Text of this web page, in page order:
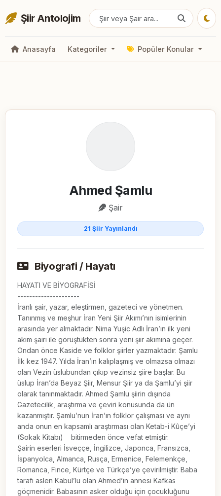
Şiir Antolojim
Anasayfa Kategoriler Popüler Konular
Ahmed Şamlu
Şair
21 Şiir Yayınlandı
Biyografi / Hayatı
HAYATI VE BİYOGRAFİSİ
---------------------
İranlı şair, yazar, eleştirmen, gazeteci ve yönetmen.
Tanınmış ve meşhur İran Yeni Şiir Akımı’nın isimlerinin
arasında yer almaktadır. Nima Yuşic Adlı İran’ın ilk yeni
akım şairi ile görüştükten sonra yeni şiir akımına geçer.
Ondan önce Kaside ve folklor şiirler yazmaktadır. Şamlu
İlk kez 1947. Yılda İran’ın kalıplaşmış ve olmazsa olmazı
olan Vezin üslubundan çıkıp vezinsiz şiire başlar. Bu
üslup İran’da Beyaz Şiir, Mensur Şiir ya da Şamlu’yi şiir
olarak tanınmaktadır. Ahmed Şamlu şiirin dışında
Gazetecilik, araştırma ve çeviri konusunda da ün
kazanmıştır. Şamlu’nun İran’ın folklor çalışması ve aynı
anda onun en kapsamlı araştırması olan Ketab-i Kûçe’yi
(Sokak Kitabı)    bitirmeden önce vefat etmiştir.
Şairin eserleri İsveççe, İngilizce, Japonca, Fransızca,
İspanyolca, Almanca, Rusça, Ermenice, Felemenkçe,
Romanca, Fince, Kürtçe ve Türkçe’ye çevirilmiştir. Baba
tarafı aslen Kabul’lu olan Ahmed’in annesi Kafkas
göçmenidir. Babasının asker olduğu için çocukluğunu